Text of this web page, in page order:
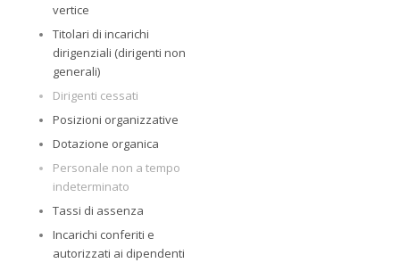
vertice
Titolari di incarichi
dirigenziali (dirigenti non
generali)
Dirigenti cessati
Posizioni organizzative
Dotazione organica
Personale non a tempo
indeterminato
Tassi di assenza
Incarichi conferiti e
autorizzati ai dipendenti